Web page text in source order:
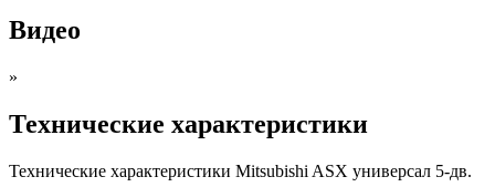
Видео
»
Технические характеристики
Технические характеристики Mitsubishi ASX универсал 5-дв.